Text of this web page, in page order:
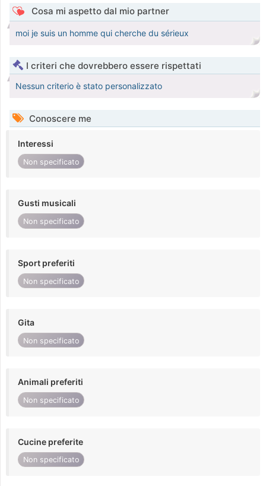
Cosa mi aspetto dal mio partner
moi je suis un homme qui cherche du sérieux
I criteri che dovrebbero essere rispettati
Nessun criterio è stato personalizzato
Conoscere me
Interessi
Non specificato
Gusti musicali
Non specificato
Sport preferiti
Non specificato
Gita
Non specificato
Animali preferiti
Non specificato
Cucine preferite
Non specificato